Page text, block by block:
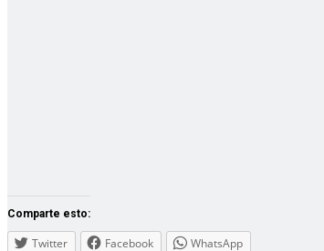
Comparte esto:
Twitter Facebook WhatsApp